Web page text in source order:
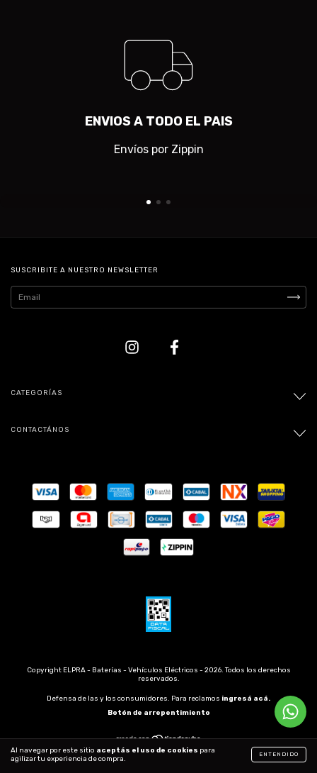
Al navegar por este sitio aceptás el uso de cookies para
agilizar tu experiencia de compra.
ENTENDIDO
ENVIOS A TODO EL PAIS
Envíos por Zippin
SUSCRIBITE A NUESTRO NEWSLETTER
CATEGORÍAS
CONTACTÁNOS
Copyright ELPRA - Baterías - Vehículos Eléctricos - 2026. Todos los derechos
reservados.
Defensa de las y los consumidores. Para reclamos ingresá acá.
Botón de arrepentimiento